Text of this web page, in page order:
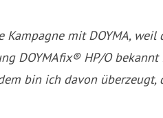
Kampagne mit DOYMA,
DOYMAfix® HP/O
bin ich davon